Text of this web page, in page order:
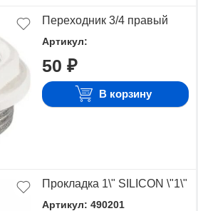
Переходник 3/4 правый
Артикул:
50 ₽
В корзину
Прокладка 1\" SILICON \"1\"
Артикул: 490201